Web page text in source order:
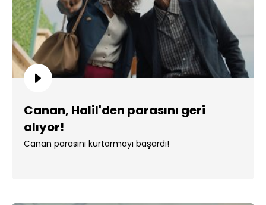
Canan, Halil'den parasını geri
alıyor!
Canan parasını kurtarmayı başardı!